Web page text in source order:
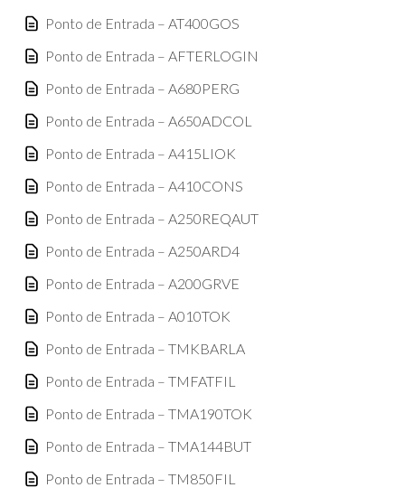
Ponto de Entrada – AT400GOS
Ponto de Entrada – AFTERLOGIN
Ponto de Entrada – A680PERG
Ponto de Entrada – A650ADCOL
Ponto de Entrada – A415LIOK
Ponto de Entrada – A410CONS
Ponto de Entrada – A250REQAUT
Ponto de Entrada – A250ARD4
Ponto de Entrada – A200GRVE
Ponto de Entrada – A010TOK
Ponto de Entrada – TMKBARLA
Ponto de Entrada – TMFATFIL
Ponto de Entrada – TMA190TOK
Ponto de Entrada – TMA144BUT
Ponto de Entrada – TM850FIL